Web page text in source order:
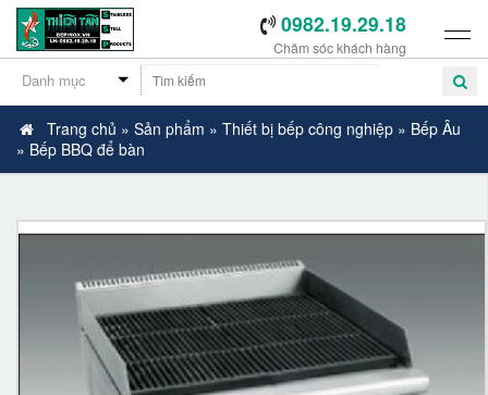
0982.19.29.18
Chăm sóc khách hàng
Trang chủ » Sản phẩm » Thiết bị bếp công nghiệp» Bếp Âu
» Bếp BBQ để bàn